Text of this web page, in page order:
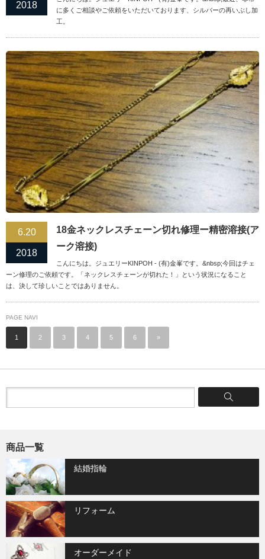
2018
に多くご相談やご依頼をいただいております、シルバーの再いぶし加
工。
6.20
2018
18金ネックレスチェーン切れ修理ー精密溶接(ア
ーク溶接)
こんにちは。ジュエリーKINPOH - (有)金峯です。&nbsp;今回はチェ
ーン修理のご依頼です。「ネックレスチェーンが切れた！」という状況になること
は、決して珍しいことではありません。
PAGE NAVI
1 2 3 4 5 6 »
商品一覧
結婚指輪
リフォーム
オーダーメイド